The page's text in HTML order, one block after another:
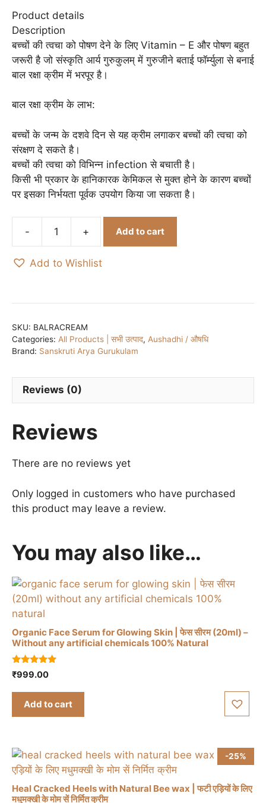
Product details
Description
बच्चों की त्वचा को पोषण देने के लिए Vitamin – E और पोषण बहुत
जरूरी है जो संस्कृति आर्य गुरुकुलम्‌ में गुरुजीने बताई फॉर्म्युला से बनाई
बाल रक्षा क्रीम में भरपूर है।
बाल रक्षा क्रीम के लाभ:
बच्चों के जन्म के दशवे दिन से यह क्रीम लगाकर बच्चों की त्वचा को
संरक्षण दे सकते है।
बच्चों की त्वचा को विभिन्न infection से बचाती है।
किसी भी प्रकार के हानिकारक केमिकल से मुक्त होने के कारण बच्चों
पर इसका निर्भयता पूर्वक उपयोग किया जा सकता है।
-
Cream/
quantity
+ Add to cart
Add to Wishlist
SKU: BALRACREAM
Categories: All Products | सभी उत्पाद, Aushadhi / औषधि
Brand: Sanskruti Arya Gurukulam
Reviews (0)
Reviews
There are no reviews yet
Only logged in customers who have purchased
this product may leave a review.
You may also like…
Organic Face Serum for Glowing Skin | फेस सीरम (20ml) –
Without any artificial chemicals 100% Natural
5.00
out of 5
₹999.00
Add to cart
-25%
Heal Cracked Heels with Natural Bee wax | फटी एड़ियों के लिए
मधुमक्खी के मोम सें निर्मित क्रीम